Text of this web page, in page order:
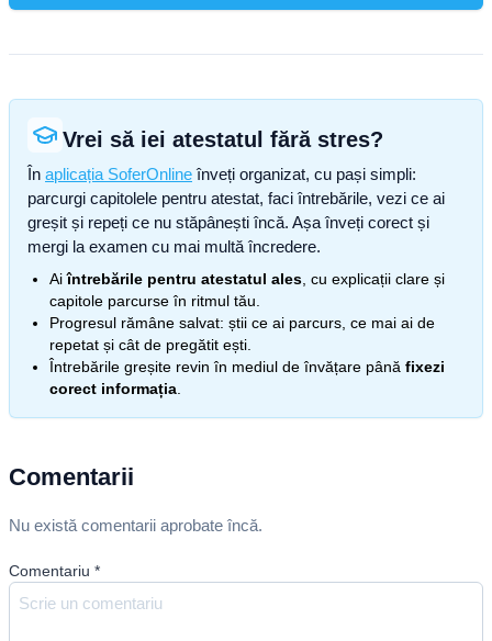
Vrei să iei atestatul fără stres?
În aplicația SoferOnline înveți organizat, cu pași simpli:
parcurgi capitolele pentru atestat, faci întrebările, vezi ce ai
greșit și repeți ce nu stăpânești încă. Așa înveți corect și
mergi la examen cu mai multă încredere.
Aiîntrebările pentru atestatul ales , cu explicații clare și
capitole parcurse în ritmul tău.
Progresul rămâne salvat: știi ce ai parcurs, ce mai ai de
repetat și cât de pregătit ești.
Întrebările greșite revin în mediul de învățare până fixezi
corect informația
Comentarii
Nu există comentarii aprobate încă.
Comentariu *